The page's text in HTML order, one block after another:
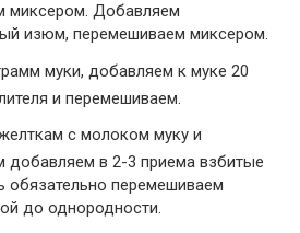
миксером. Добавляем
изюм, перемешиваем миксером.
муки, добавляем к муке 20
и перемешиваем.
с молоком муку и
добавляем в 2-3 приема взбитые
обязательно перемешиваем
до однородности.